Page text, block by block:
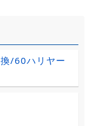
/60ハリヤー